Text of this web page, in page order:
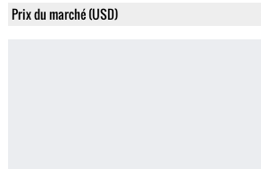
Prix du marché (USD)